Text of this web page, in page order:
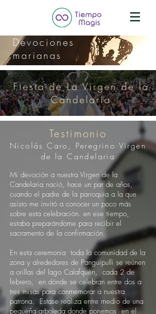
Devociones
marianas
Fiesta de La Virgen de la
Candelaria
Testimonio
Nicolás Caro, Peregrino Virgen
de la Candelaria
Mi devoción a nuestra Virgen de la
Candelaria nació, hace un par de años,
cuando el padre de la parroquia a la que
asisto me invitó a conocer un poco más
sobre esta celebración. en ese tiempo,
estaba preparándome para recibir el
sacramento de la confirmación.
En esta ceremonia toda la comunidad de la
zona y alrededores de Panguipulli se reúnen
a orillas del lago Calafquén, cada 2 de
febrero, en dónde se celebran entre dos a
tres misas para conmemorar a nuestra
patrona. Estase realiza entre medio de una
pequeña arboleda donde ponemos en el